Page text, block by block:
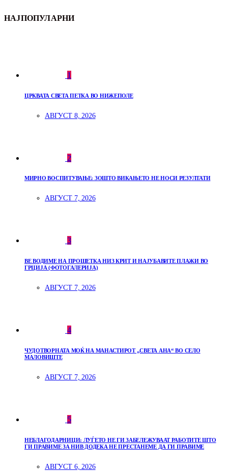
НАЈПОПУЛАРНИ
1
ЦРКВАТА СВЕТА ПЕТКА ВО НИЖЕПОЛЕ
АВГУСТ 8, 2026
2
МИРНО ВОСПИТУВАЊЕ: ЗОШТО ВИКАЊЕТО НЕ НОСИ РЕЗУЛТАТИ
АВГУСТ 7, 2026
3
ВЕ ВОДИМЕ НА ПРОШЕТКА НИЗ КРИТ И НАЈУБАВИТЕ ПЛАЖИ ВО
ГРЦИЈА (ФОТОГАЛЕРИЈА)
АВГУСТ 7, 2026
4
ЧУДОТВОРНАТА МОЌ НА МАНАСТИРОТ „СВЕТА АНА“ ВО СЕЛО
МАЛОВИШТЕ
АВГУСТ 7, 2026
5
НЕБЛАГОДАРНИЦИ: ЛУЃЕТО НЕ ГИ ЗАБЕЛЕЖУВААТ РАБОТИТЕ ШТО
ГИ ПРАВИМЕ ЗА НИВ ДОДЕКА НЕ ПРЕСТАНЕМЕ ДА ГИ ПРАВИМЕ
АВГУСТ 6, 2026